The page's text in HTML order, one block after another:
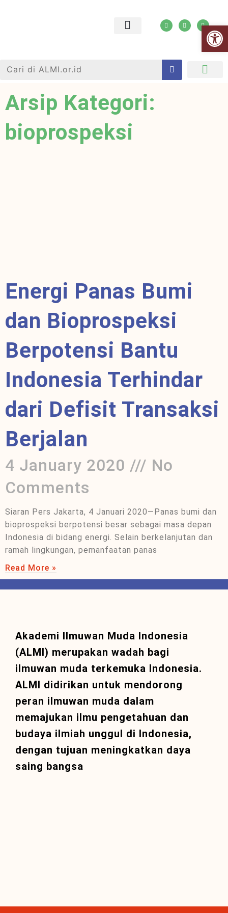
Arsip Kategori:
bioprospeksi
Energi Panas Bumi
dan Bioprospeksi
Berpotensi Bantu
Indonesia Terhindar
dari Defisit Transaksi
Berjalan
4 January 2020
No
Comments
Siaran Pers Jakarta, 4 Januari 2020—Panas bumi dan
bioprospeksi berpotensi besar sebagai masa depan
Indonesia di bidang energi. Selain berkelanjutan dan
ramah lingkungan, pemanfaatan panas
Read More »
Akademi Ilmuwan Muda Indonesia
(ALMI) merupakan wadah bagi
ilmuwan muda terkemuka Indonesia.
ALMI didirikan untuk mendorong
peran ilmuwan muda dalam
memajukan ilmu pengetahuan dan
budaya ilmiah unggul di Indonesia,
dengan tujuan meningkatkan daya
saing bangsa